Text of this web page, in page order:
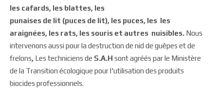
les cafards, les blattes, les
punaises de lit (puces de lit), les puces, les les
araignées, les rats, les souris et autres nuisibles. Nous
intervenons aussi pour la destruction de nid de guêpes et de
frelons, Les techniciens de S.A.H sont agréés par le Ministère
de la Transition écologique pour l'utilisation des produits
biocides professionnels.